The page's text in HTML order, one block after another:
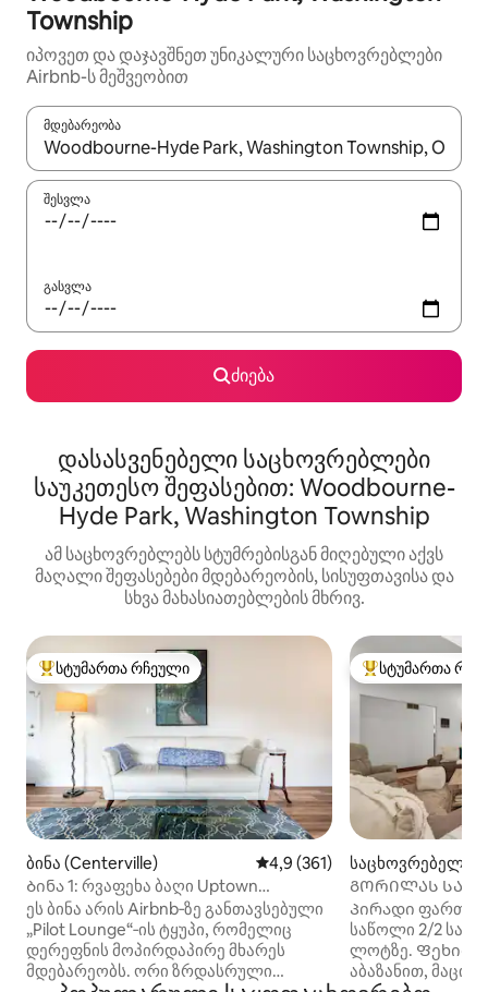
Township
იპოვეთ და დაჯავშნეთ უნიკალური საცხოვრებლები
Airbnb-ს მეშვეობით
მდებარეობა
როცა შედეგები ხელმისაწვდომი გახდება, ნავიგაციისთვის
შესვლა
გასვლა
ძიება
დასასვენებელი საცხოვრებლები
საუკეთესო შეფასებით: Woodbourne-
Hyde Park, Washington Township
ამ საცხოვრებლებს სტუმრებისგან მიღებული აქვს
მაღალი შეფასებები მდებარეობის, სისუფთავისა და
სხვა მახასიათებლების მხრივ.
სტუმართა რჩეული მოწინავე ვარიანტი
სტუმართა რჩეული
ბინა (Centerville) საშუალო შეფასებაა 5‑დან
4,9 (361)
Ბინა 1: რვაფეხა ბაღი Uptown
Centerville-ში
ეს ბინა არის Airbnb‑ზე განთავსებული
„Pilot Lounge“‑ის ტყუპი, რომელიც
დერეფნის მოპირდაპირე მხარეს
მდებარეობს. ორი ზრდასრული
სტუმართა
სტუმართა
საცხოვრებელი
ᲒᲝᲠᲘᲚᲐᲡ
Პირადი ფართო
საწოლი 2/2
ლოტზე. Ფეხით
აბაზანით,